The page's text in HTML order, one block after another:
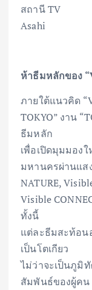
สถานี TV
Asahi
ห้าธีมหลักของ
ภายใต้แนวคิด
TOKYO” งาน
ธีมหลัก
เพื่อเปิดมุมมอง
มหานครผ่านแส
NATURE,
Visible
ทั้งนี้
แต่ละธีมสะท้อ
เป็นโตเกียว
ไม่ว่าจะเป็นภูมิ
สัมพันธ์ของผู้คน